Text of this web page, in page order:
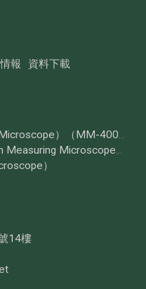
報
資料下載
）
14樓